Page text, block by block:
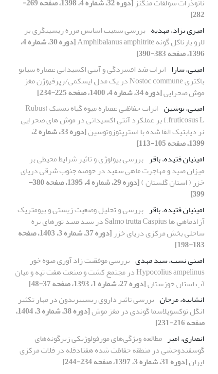
282]
امیری نژاد، مهدیه بررسی سمیت اسانس‌ مرزه ریشینگری بر
لارو بارناکل گونه Amphibalanus amphitrite
[دوره 30، شماره 4،
1396، صفحه 383-390]
امینی، سارا اثرات ضد افسردگی و آنتی اکسیدانی عصاره سیانو
باکتری Nostoc commune در یک مدل ایسکمی/رپرفیوژن مغز
موش صحرایی[دوره 34، شماره 4، 1400، صفحه 225-234]
امینی، نوشین
اثرات حفاظتی عصاره میوه گیاه تمشک (Rubus
fruticosus L.) بر عملکرد آنتی اکسیدانی در موش های صحرایی
نر دیابتیک القا شده با استرپتوزوتوسین
[دوره 33، شماره 2،
1399، صفحه 105-113]
امینیان فتیده، باقر بررسی بیولوژی و تاثیر شرایط محیطی بر
میزان صید و مهاجرت ماهی سفید در حوضه جنوب شرقی دریای
خزر ( استان گلستان )
[دوره 29، شماره 4، 1395، صفحه 380-
399]
امینیان فتیده، باقر بررسی و تحلیل وضعیت زیستی و بیومتریک
آزادماهی ها Salmo trutta Caspius در سبد صید تورهای پره
ساحلی بخش مرکزی دریای خزر
[دوره 37، شماره 3، 1403، صفحه
183-198]
امینی نسب، سید مهدی بررسی موفقیت زاد آوری میوه خور
Hypocolius ampelinus در مجتمع کشت و صنعت هفت تپه و میان
آب استان خوزستان[دوره 27، شماره 1، 1393، صفحه 37-48]
انشاییه، مرجان بررسی تاثیر داروی ریسپیریدون در مهار تکثیر
انگل توکسوپلاسما گوندی در مغز موش
[دوره 38، شماره 3، 1404،
صفحه 216-231]
انصاری، امیر مطالعه ویژگی‌های مورفولوژیکی زیرگونه‌های
گوسفندوحشی در منطقه حفاظت شده هفتادقله در فلات مرکزی
ایران[دوره 31، شماره 3، 1397، صفحه 234-244]